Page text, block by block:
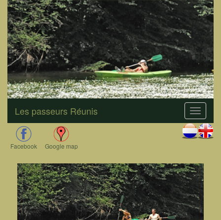
Les passeurs Réunis
Facebook Google map